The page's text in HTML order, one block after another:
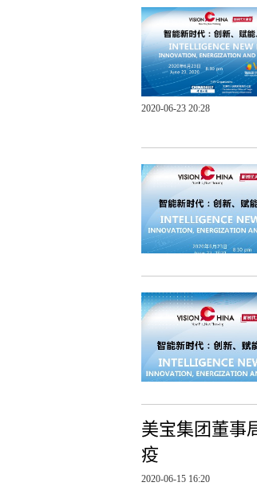
2020-06-23 20:28
美宝集团董事
疫
2020-06-15 16:20